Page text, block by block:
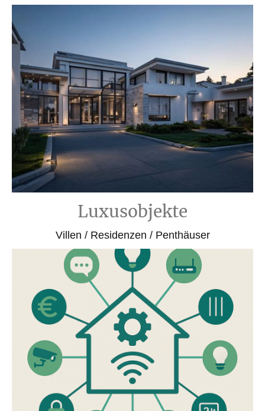
Luxusobjekte
Villen / Residenzen / Penthäuser